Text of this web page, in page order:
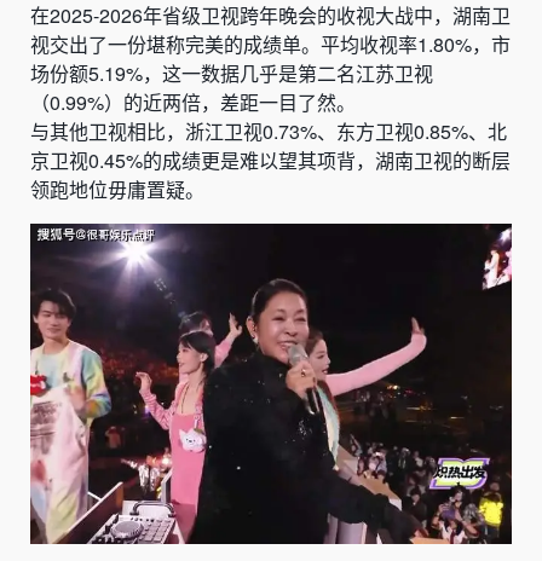
在2025-2026年省级卫视跨年晚会的收视大战中，湖南卫
视交出了一份堪称完美的成绩单。平均收视率1.80%，市
场份额5.19%，这一数据几乎是第二名江苏卫视
（0.99%）的近两倍，差距一目了然。
与其他卫视相比，浙江卫视0.73%、东方卫视0.85%、北
京卫视0.45%的成绩更是难以望其项背，湖南卫视的断层
领跑地位毋庸置疑。